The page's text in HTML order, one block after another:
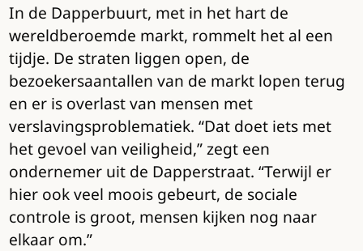
In de Dapperbuurt, met in het hart de
wereldberoemde markt, rommelt het al een
tijdje. De straten liggen open, de
bezoekersaantallen van de markt lopen terug
en er is overlast van mensen met
verslavingsproblematiek. “Dat doet iets met
het gevoel van veiligheid,” zegt een
ondernemer uit de Dapperstraat. “Terwijl er
hier ook veel moois gebeurt, de sociale
controle is groot, mensen kijken nog naar
elkaar om.”